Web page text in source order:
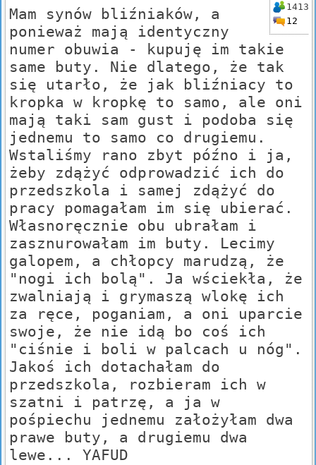
1413
12
Mam synów bliźniaków, a
ponieważ mają identyczny
numer obuwia - kupuję im takie
same buty. Nie dlatego, że tak
się utarło, że jak bliźniacy to
kropka w kropkę to samo, ale oni
mają taki sam gust i podoba się
jednemu to samo co drugiemu.
Wstaliśmy rano zbyt późno i ja,
żeby zdążyć odprowadzić ich do
przedszkola i samej zdążyć do
pracy pomagałam im się ubierać.
Własnoręcznie obu ubrałam i
zasznurowałam im buty. Lecimy
galopem, a chłopcy marudzą, że
"nogi ich bolą". Ja wściekła, że
zwalniają i grymaszą wlokę ich
za ręce, poganiam, a oni uparcie
swoje, że nie idą bo coś ich
"ciśnie i boli w palcach u nóg".
Jakoś ich dotachałam do
przedszkola, rozbieram ich w
szatni i patrzę, a ja w
pośpiechu jednemu założyłam dwa
prawe buty, a drugiemu dwa
lewe... YAFUD